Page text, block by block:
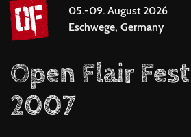
05.-09. August 2026
Eschwege, Germany
Open Flair
2007